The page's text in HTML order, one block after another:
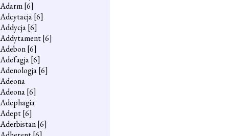
Adarm[6]
Adcytacja[6]
Addycja[6]
Addytament[6]
Adebon[6]
Adefagja[6]
Adenologja[6]
Adeona
Adeona[6]
Adephagia
Adept[6]
Aderbistan[6]